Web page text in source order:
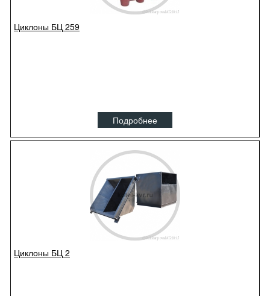
Циклоны БЦ 259
Подробнее
Циклоны БЦ 2